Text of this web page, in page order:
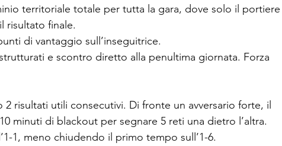
territoriale totale per tutta la gara, dove solo il portiere
risultato finale.
di vantaggio sull’inseguitrice.
e scontro diretto alla penultima giornata. Forza
risultati utili consecutivi. Di fronte un avversario forte, il
minuti di blackout per segnare 5 reti una dietro l’altra.
1, meno chiudendo il primo tempo sull’1-6.